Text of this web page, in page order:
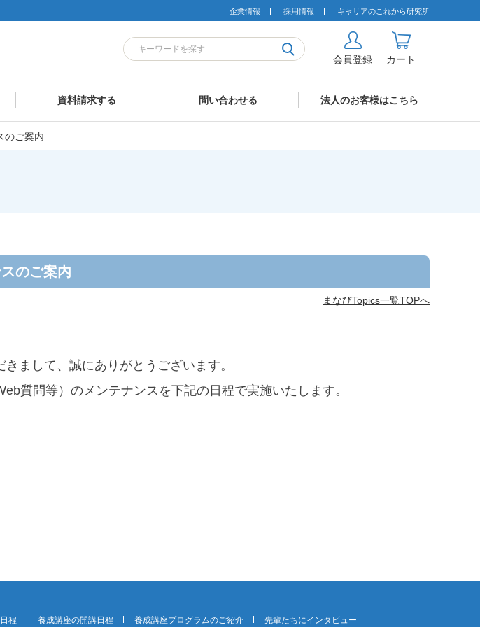
企業情報 採用情報 キャリアのこれから研究所
会員登録 カート
資料請求する 問い合わせる 法人のお客様はこちら
のご案内
のご案内
まなびTopics一覧TOPへ
まして、誠にありがとうございます。
質問等）のメンテナンスを下記の日程で実施いたします。
程 養成講座の開講日程 養成講座プログラムのご紹介 先輩たちにインタビュー